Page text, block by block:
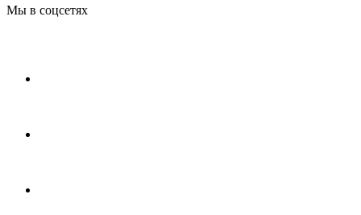
Мы в соцсетях